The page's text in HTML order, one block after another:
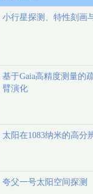
小行星探测、特性刻画
基于Gaia高精度测量的
臂演化
太阳在1083纳米的高分
夸父一号太阳空间探测